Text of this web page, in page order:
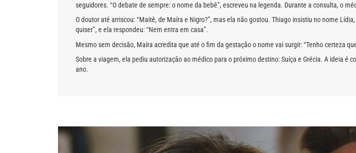
seguidores. “O debate de sempre: o nome da bebê”, escreveu na legenda. Durante a consulta, o
O doutor até arriscou: “Maitê, de Maíra e Nigro?”, mas ela não gostou. Thiago insistiu no nome
quiser”, e ela respondeu: “Nem entra em casa”.
Mesmo sem decisão, Maíra acredita que até o fim da gestação o nome vai surgir: “Tenho certeza
Sobre a viagem, ela pediu autorização ao médico para o próximo destino: Suíça e Grécia. A ideia
ano.